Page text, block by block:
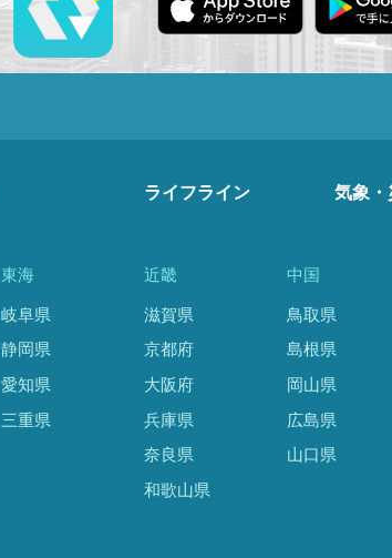
ライフライン 気象・
東海
岐阜県
静岡県
愛知県
三重県
近畿
滋賀県
京都府
大阪府
兵庫県
奈良県
和歌山県
中国
鳥取県
島根県
岡山県
広島県
山口県